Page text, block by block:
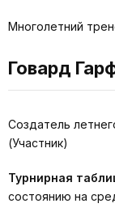
Многолетний
Говард
Создатель
(Участник)
Турнирная
состоянию на